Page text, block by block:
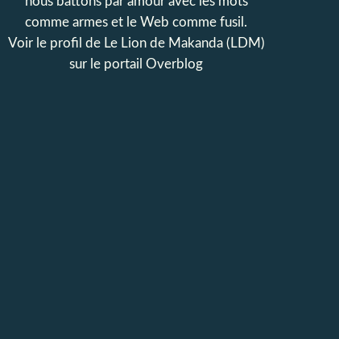
comme armes et le Web comme fusil.
Voir le profil de Le Lion de Makanda (LDM)
sur le portail Overblog